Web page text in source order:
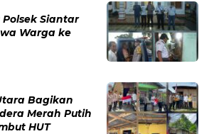
Siantar
Warga ke
Bagikan
Merah Putih
HUT